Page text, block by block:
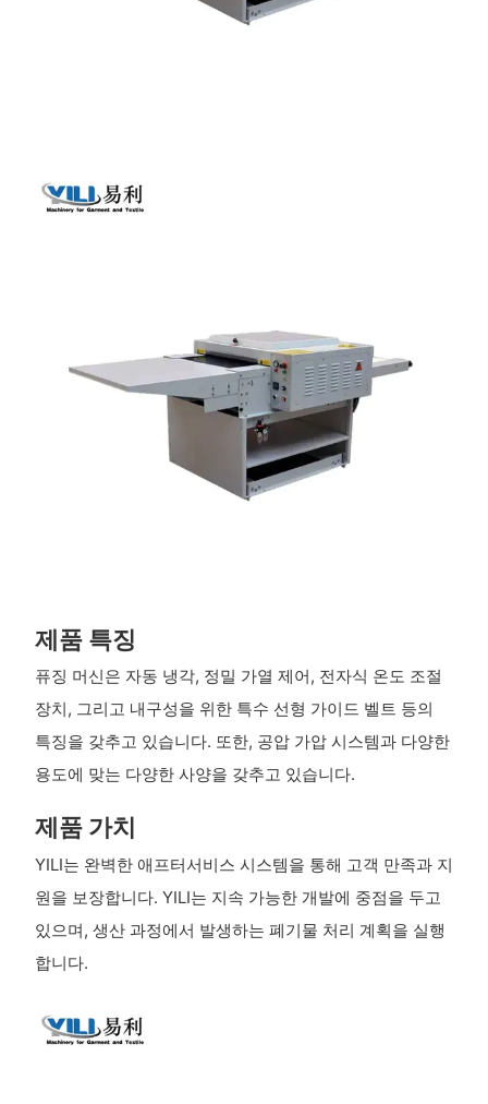
제품 특징
퓨징 머신은 자동 냉각, 정밀 가열 제어, 전자식 온도 조절
장치, 그리고 내구성을 위한 특수 선형 가이드 벨트 등의
특징을 갖추고 있습니다. 또한, 공압 가압 시스템과 다양한
용도에 맞는 다양한 사양을 갖추고 있습니다.
제품 가치
YILI는 완벽한 애프터서비스 시스템을 통해 고객 만족과 지
원을 보장합니다. YILI는 지속 가능한 개발에 중점을 두고
있으며, 생산 과정에서 발생하는 폐기물 처리 계획을 실행
합니다.